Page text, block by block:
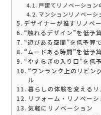
戸建てリノベーション
マンションリノベーシ
デザイナーが推すリノベ
“触れるデザイン”を低予
“遊びある空間”を低予算
“ムードある時間”を低予
“やすらぎの入り口”を低
“ワンランク上のリビン
ル
暮らしの体験を変える
リフォーム・リノベー
気軽にリノベーション